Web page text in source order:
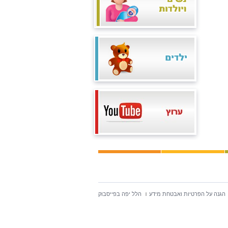
הגנה על הפרטיות ואבטחת מידע הלל יפה בפייסבוק